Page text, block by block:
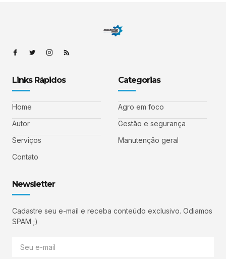
Links Rápidos
Home
Autor
Serviços
Contato
Categorias
Agro em foco
Gestão e segurança
Manutenção geral
Newsletter
Cadastre seu e-mail e receba conteúdo exclusivo. Odiamos
SPAM ;)